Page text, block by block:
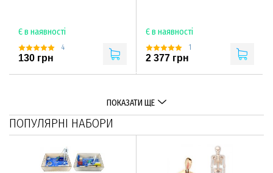
Є в наявності
4
130 грн
Є в наявності
1
2 377 грн
ПОКАЗАТИ ЩЕ
ПОПУЛЯРНІ НАБОРИ